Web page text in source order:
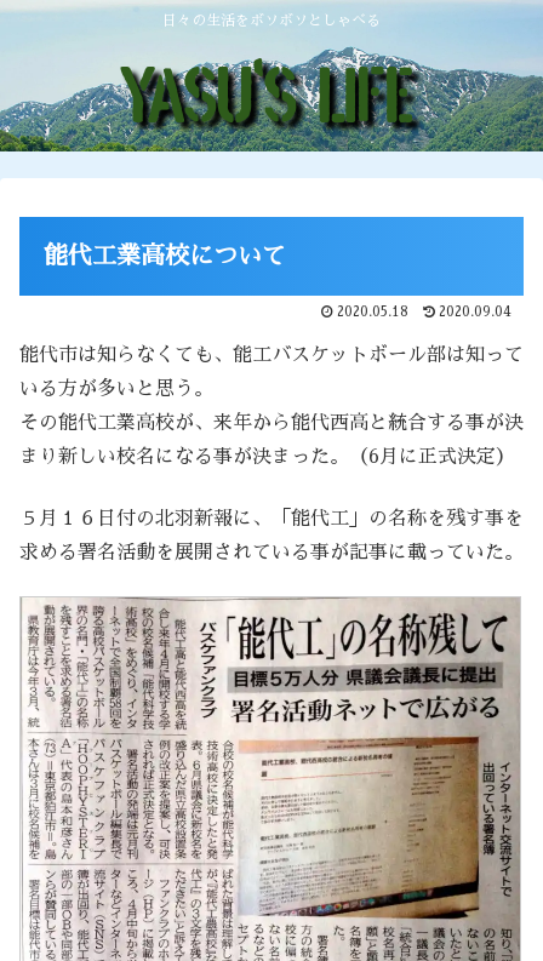
日々の生活をボソボソとしゃべる
能代工業高校について
2020.05.18 2020.09.04
能代市は知らなくても、能工バスケットボール部は知って
いる方が多いと思う。
その能代工業高校が、来年から能代西高と統合する事が決
まり新しい校名になる事が決まった。（6月に正式決定）
５月１６日付の北羽新報に、「能代工」の名称を残す事を
求める署名活動を展開されている事が記事に載っていた。